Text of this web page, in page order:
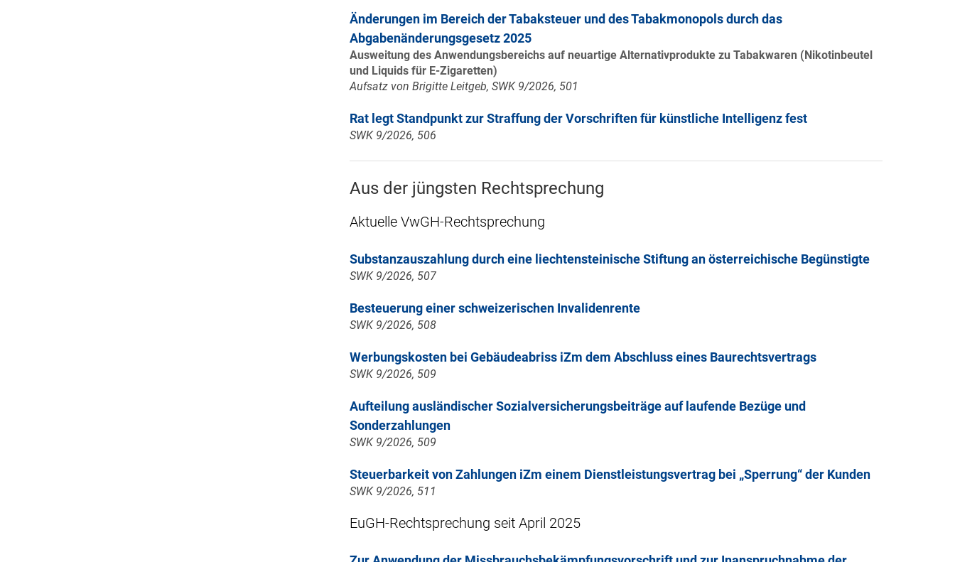
Änderungen im Bereich der Tabaksteuer und des Tabakmonopols durch das
Abgabenänderungsgesetz 2025
Ausweitung des Anwendungsbereichs auf neuartige Alternativprodukte zu Tabakwaren (Nikotinbeutel
und Liquids für E-Zigaretten)
Aufsatz von Brigitte Leitgeb, SWK 9/2026, 501
Rat legt Standpunkt zur Straffung der Vorschriften für künstliche Intelligenz fest
SWK 9/2026, 506
Aus der jüngsten Rechtsprechung
Aktuelle VwGH-Rechtsprechung
Substanzauszahlung durch eine liechtensteinische Stiftung an österreichische Begünstigte
SWK 9/2026, 507
Besteuerung einer schweizerischen Invalidenrente
SWK 9/2026, 508
Werbungskosten bei Gebäudeabriss iZm dem Abschluss eines Baurechtsvertrags
SWK 9/2026, 509
Aufteilung ausländischer Sozialversicherungsbeiträge auf laufende Bezüge und
Sonderzahlungen
SWK 9/2026, 509
Steuerbarkeit von Zahlungen iZm einem Dienstleistungsvertrag bei „Sperrung“ der Kunden
SWK 9/2026, 511
EuGH-Rechtsprechung seit April 2025